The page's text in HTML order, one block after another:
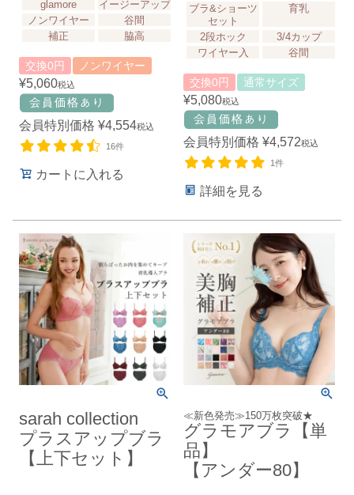
glamore
イージーアップ
ノンワイヤー
谷間
補正
脇高
交換0円 ノンワイヤー
¥5,060税込
会員特別価格 ¥4,554税込
16件
カートに入れる
ブラ&ショーツ
セット
育乳
2段ホック
3/4カップ
ワイヤー入
谷間
交換0円 通常サイズ
¥5,080税込
会員特別価格 ¥4,572税込
1件
詳細を見る
sarah collection
プラスアップブラ
【上下セット】
≪新色発売≫150万枚突破★
グラモアブラ【単
品】
【アンダー80】